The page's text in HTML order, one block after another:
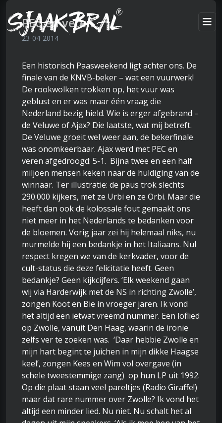
PEC en veren
23-04-2014
Een historisch Paasweekend ligt achter ons. De
finale van de KNVB-beker – wat een vuurwerk!
De rookwolken trokken op, het vuur was
geblust en er was maar één vraag die
Nederland bezig hield. Wie is erger afgebrand –
de Veluwe of Ajax? Die laatste, wat mij betreft.
De Veluwe groeit wel weer aan, de bekerfinale
was onomkeerbaar. Ajax werd met PEC en
veren afgedroogd: 5-1. Bijna twee en een half
miljoen mensen keken naar de huldiging van de
winnaar. Ter illustratie: de paus trok slechts
290.000 kijkers, met ze Urbi en ze Orbi. Maar die
heeft dan ook de kolossale fout gemaakt ons
niet meer in het Nederlands te bedanken voor
de bloemen. Vorig jaar zei hij helemaal niks, nu
murmelde hij een bedankje in het Italiaans. Nul
respect kregen we van de kerkvader, voor de
cult-status die deze felicitatie heeft. Geen
bedankje? Geen kijkcijfers. ‘Elk weekend gaan
wij via Harderwijk met de NS in richting Zwolle’,
zongen Koot en Bie in vroeger jaren. Ik vond
het altijd een ietwat vreemd nummer. Een loflied
op Zwolle, vanuit Den Haag, waarin de ironie
zelfs ver te zoeken was. ‘Daar hebbie Zwolle en
mijn hart begint te juichen in mijn dikke Haagse
keel’, zongen Kees en Wim vol overgave (in
schele tweestemmige zang) op hun LP uit 1992.
Op die plaat staan veel pareltjes (Radio Giraffe!)
maar dat rare nummer over Zwolle? Ik vond het
altijd een minder lied. Nu niet. Nu schalt het al